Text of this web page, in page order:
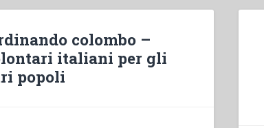
colombo –
italiani per gli
popoli